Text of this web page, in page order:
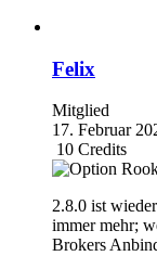
Felix
Mitglied
17. Februar
10 Credits
2.8.0 ist
immer mehr;
Brokers